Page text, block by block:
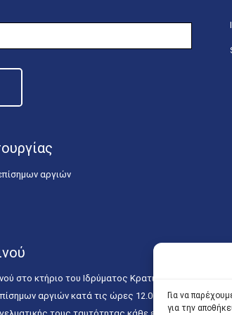
Για να
για την
αργιών
στο κτήριο του Ιδρύματος Κρατικών Υποτροφιών
αργιών κατά τις ώρες 12.00 – 15.00. Η